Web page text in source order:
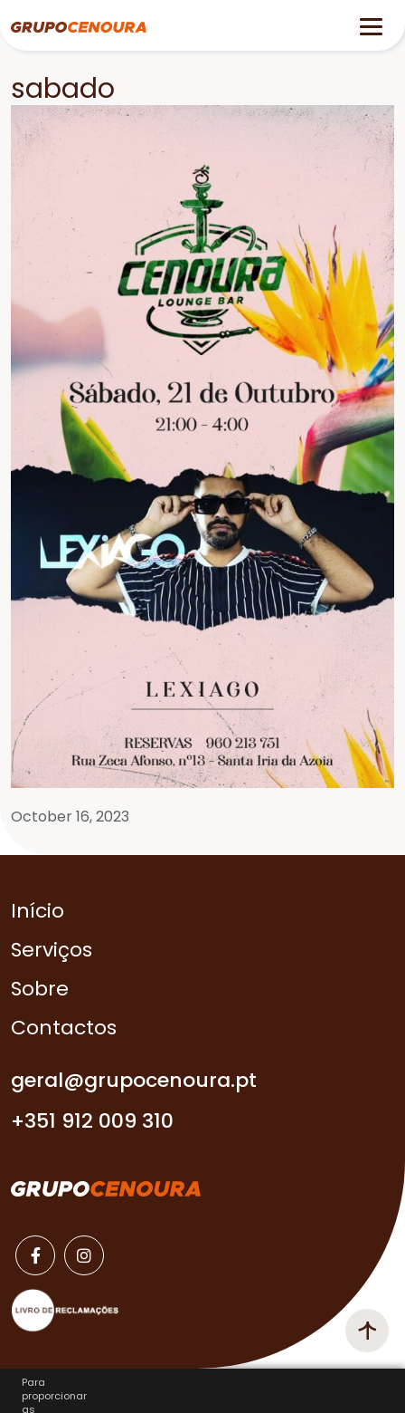
sabado
October 16, 2023
Início
Serviços
Sobre
Contactos
geral@grupocenoura.pt
+351 912 009 310
Para
proporcionar
as